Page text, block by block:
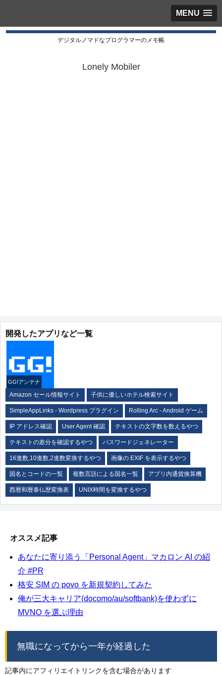
MENU
デジタルノマドなプログラマーのメモ帳
Lonely Mobiler
開発したアプリなど一覧
GG!アンテナ
Amazon セール情報サイト 子供に優しいホテル検索サイト
SimpleAppLinks - Wordpress プラグイン Rolling Arc - Android ゲーム
IP アドレス確認 User Agent 確認 テキストの文字数を数えるやつ
テキストの差分を確認するやつ パスワードジェネレーター
16進数,10進数,2進数変換するやつ 画像の EXIF を表示するやつ
国名とコードの一覧 複数言語による国名一覧 アプリ内通貨換算機
西暦和暦泰仏歴変換表 UNIX時間を変換するやつ
オススメ記事
あなたに寄り添う「Personal Agent」マカロン AI の紹
介 #PR
格安 SIM の povo を新規契約してみた
俺が三大キャリア(docomo/au/softbank)を使わずに
MVNO を選ぶ理由
無職になってから一年が経過した
記事内にアフィリエイトリンクを含む場合があります